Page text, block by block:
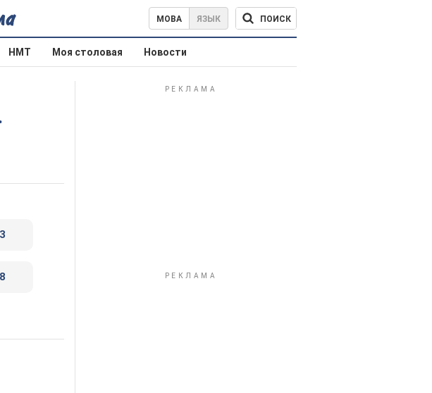
МОВА ЯЗЫК ПОИСК
НМТ Моя столовая Новости